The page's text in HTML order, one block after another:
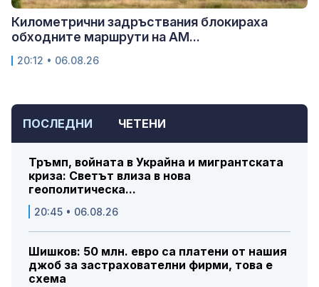
ПОСЛЕДНИ ЧЕТЕНИ
Тръмп, войната в Украйна и мигрантската
криза: Светът влиза в нова
геополитическа...
20:45 • 06.08.26
Шишков: 50 млн. евро са платени от нашия
джоб за застрахователни фирми, това е
схема
Километрични задръствания блокираха
обходните маршрути на АМ...
20:12 • 06.08.26